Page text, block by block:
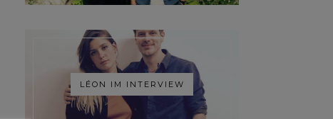
LÉON IM INTERVIEW